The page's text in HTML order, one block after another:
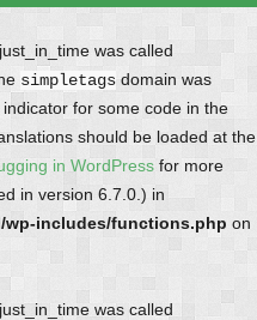
was called
simpletags domain was
for some code in the
should be loaded at the
in WordPress for more
in version 6.7.0.) in
wp-includes/functions.php on
was called